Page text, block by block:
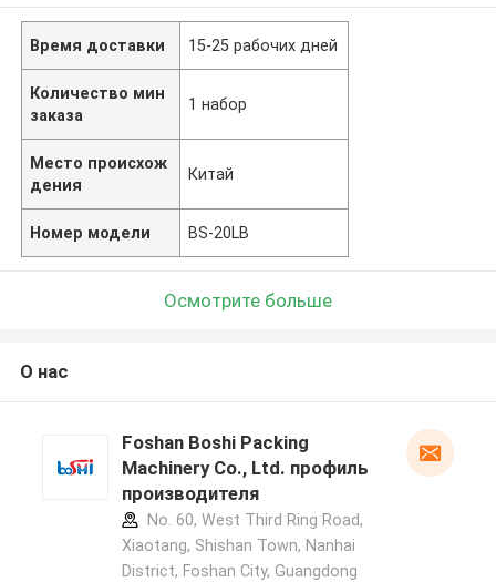
Время доставки 15-25 рабочих дней
Количество мин
заказа
1 набор
Место происхож
дения
Китай
Номер модели BS-20LB
Осмотрите больше
О нас
Foshan Boshi Packing
Machinery Co., Ltd. профиль
производителя
No. 60, West Third Ring Road,
Xiaotang, Shishan Town, Nanhai
District, Foshan City, Guangdong